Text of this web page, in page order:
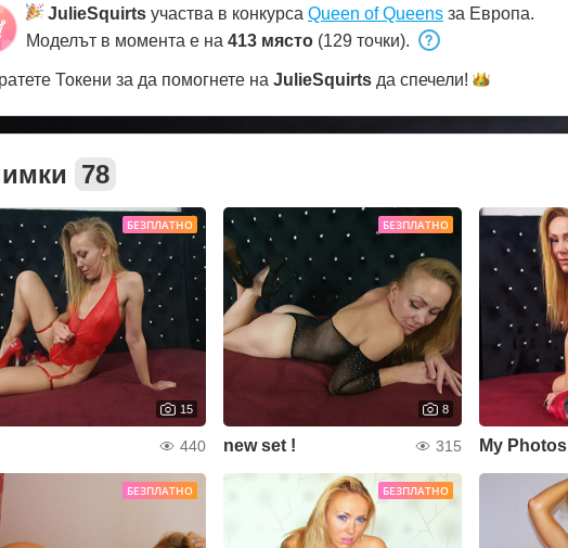
JulieSquirts участва в конкурса Queen of Queens за Европа.
Моделът в момента е на 413 място (129 точки).
Токени за да помогнете на JulieSquirts да спечели!
78
БЕЗПЛАТНО
15
440
БЕЗПЛАТНО
8
new set ! 315 My Photos
БЕЗПЛАТНО БЕЗПЛАТНО